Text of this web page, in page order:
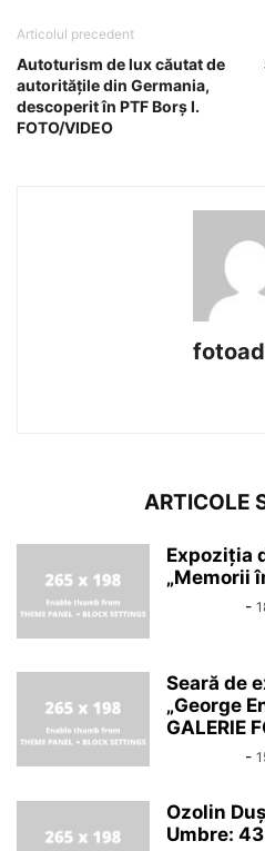
Articolul precedent
Autoturism de lux căutat de
autoritățile din Germania,
descoperit în PTF Borș I.
FOTO/VIDEO
ARTICOLE
Expoziția
„Memorii
-
Seară de
„George
GALERIE
-
Ozolin
Umbre: